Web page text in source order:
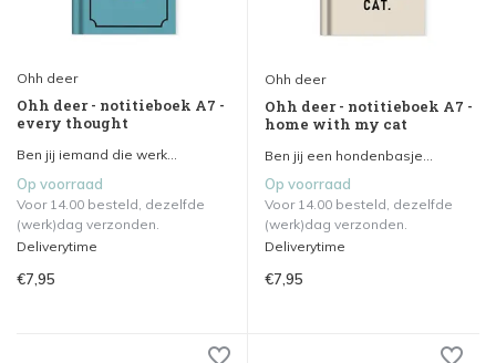
Ohh deer
Ohh deer - notitieboek A7 -
every thought
Ben jij iemand die werk...
Op voorraad
Voor 14.00 besteld, dezelfde
(werk)dag verzonden.
Deliverytime
€7,95
Ohh deer
Ohh deer - notitieboek A7 -
home with my cat
Ben jij een hondenbasje...
Op voorraad
Voor 14.00 besteld, dezelfde
(werk)dag verzonden.
Deliverytime
€7,95